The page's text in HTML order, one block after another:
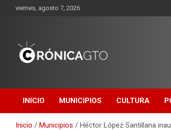
viernes, agosto 7, 2026
GUANAJUATO
INICIO MUNICIPIOS CULTURA
Inicio Municipios Héctor López Santillana